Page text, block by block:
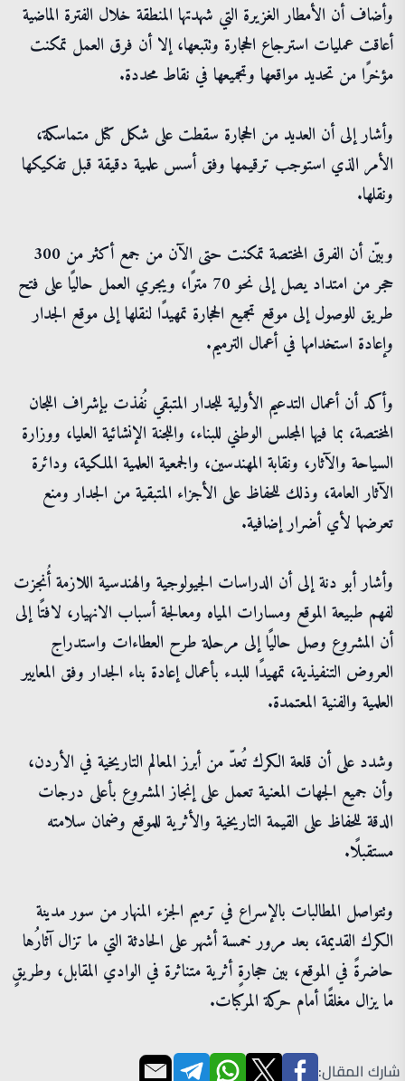
وأضاف أن الأمطار الغزيرة التي شهدتها المنطقة خلال الفترة الماضية
أعاقت عمليات استرجاع الحجارة وتتبعها، إلا أن فرق العمل تمكنت
مؤخرًا من تحديد مواقعها وتجميعها في نقاط محددة.
وأشار إلى أن العديد من الحجارة سقطت على شكل كتل متماسكة،
الأمر الذي استوجب ترقيمها وفق أسس علمية دقيقة قبل تفكيكها
ونقلها.
وبيّن أن الفرق المختصة تمكنت حتى الآن من جمع أكثر من 300
حجر من امتداد يصل إلى نحو 70 مترًا، ويجري العمل حاليًا على فتح
طريق للوصول إلى موقع تجميع الحجارة تمهيدًا لنقلها إلى موقع الجدار
وإعادة استخدامها في أعمال الترميم.
وأكد أن أعمال التدعيم الأولية للجدار المتبقي نُفذت بإشراف اللجان
المختصة، بما فيها المجلس الوطني للبناء، واللجنة الإنشائية العليا، ووزارة
السياحة والآثار، ونقابة المهندسين، والجمعية العلمية الملكية، ودائرة
الآثار العامة، وذلك للحفاظ على الأجزاء المتبقية من الجدار ومنع
تعرضها لأي أضرار إضافية.
وأشار أبو دنة إلى أن الدراسات الجيولوجية والهندسية اللازمة أُنجزت
لفهم طبيعة الموقع ومسارات المياه ومعالجة أسباب الانهيار، لافتًا إلى
أن المشروع وصل حاليًا إلى مرحلة طرح العطاءات واستدراج
العروض التنفيذية، تمهيدًا للبدء بأعمال إعادة بناء الجدار وفق المعايير
العلمية والفنية المعتمدة.
وشدد على أن قلعة الكرك تُعدّ من أبرز المعالم التاريخية في الأردن،
وأن جميع الجهات المعنية تعمل على إنجاز المشروع بأعلى درجات
الدقة للحفاظ على القيمة التاريخية والأثرية للموقع وضمان سلامته
مستقبلًا.
وتتواصل المطالبات بالإسراع في ترميم الجزء المنهار من سور مدينة
الكرك القديمة، بعد مرور خمسة أشهر على الحادثة التي ما تزال آثارُها
حاضرةً في الموقع، بين حجارةٍ أثرية متناثرة في الوادي المقابل، وطريقٍ
ما يزال مغلقًا أمام حركة المركبات.
شارك المقال: